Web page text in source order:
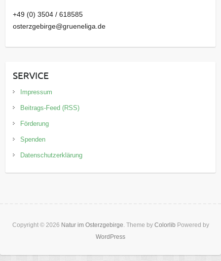
+49 (0) 3504 / 618585
osterzgebirge@grueneliga.de
SERVICE
Impressum
Beitrags-Feed (RSS)
Förderung
Spenden
Datenschutzerklärung
Copyright © 2026 Natur im Osterzgebirge. Theme by Colorlib Powered by
WordPress